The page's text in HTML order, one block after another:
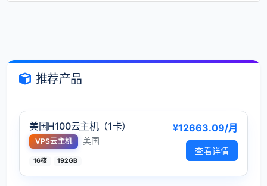
推荐产品
美国H100云主机（1卡）
VPS云主机 美国
16核 192GB
¥12663.09/月
查看详情